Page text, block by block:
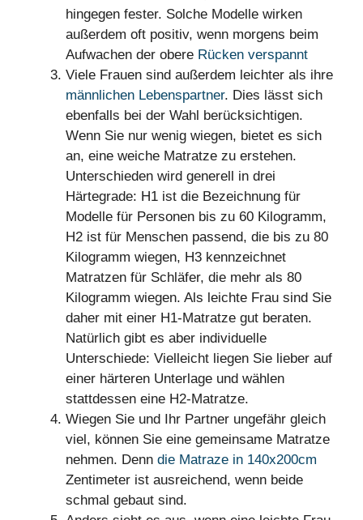
hingegen fester. Solche Modelle wirken
außerdem oft positiv, wenn morgens beim
Aufwachen der obere Rücken verspannt
Viele Frauen sind außerdem leichter als ihre
männlichen Lebenspartner. Dies lässt sich
ebenfalls bei der Wahl berücksichtigen.
Wenn Sie nur wenig wiegen, bietet es sich
an, eine weiche Matratze zu erstehen.
Unterschieden wird generell in drei
Härtegrade: H1 ist die Bezeichnung für
Modelle für Personen bis zu 60 Kilogramm,
H2 ist für Menschen passend, die bis zu 80
Kilogramm wiegen, H3 kennzeichnet
Matratzen für Schläfer, die mehr als 80
Kilogramm wiegen. Als leichte Frau sind Sie
daher mit einer H1-Matratze gut beraten.
Natürlich gibt es aber individuelle
Unterschiede: Vielleicht liegen Sie lieber auf
einer härteren Unterlage und wählen
stattdessen eine H2-Matratze.
Wiegen Sie und Ihr Partner ungefähr gleich
viel, können Sie eine gemeinsame Matratze
nehmen. Denn die Matraze in 140x200cm
Zentimeter ist ausreichend, wenn beide
schmal gebaut sind.